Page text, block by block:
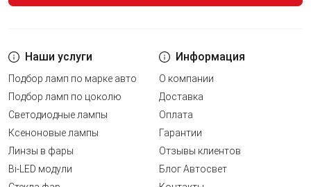
Наши услуги
Подбор ламп по марке авто
Подбор ламп по цоколю
Светодиодные лампы
Ксеноновые лампы
Линзы в фары
Bi-LED модули
Информация
О компании
Доставка
Оплата
Гарантии
Отзывы клиентов
Блог Автосвет